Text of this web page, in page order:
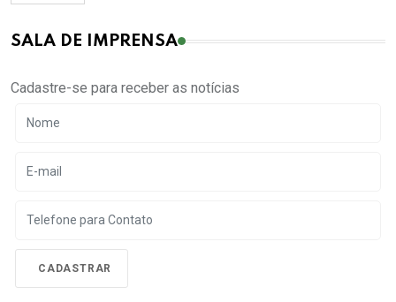
SALA DE IMPRENSA
Cadastre-se para receber as notícias